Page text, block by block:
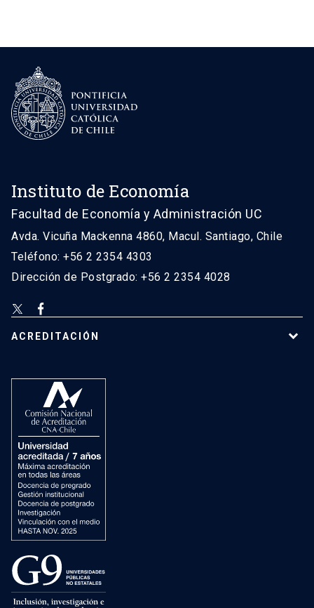
Instituto de Economía
Facultad de Economía y Administración UC
Avda. Vicuña Mackenna 4860, Macul. Santiago, Chile
Teléfono: +56 2 2354 4303
Dirección de Postgrado: +56 2 2354 4028
ACREDITACIÓN